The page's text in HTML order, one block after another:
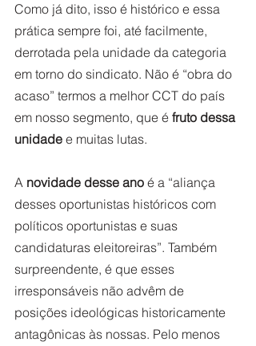
Como já dito, isso é histórico e essa
prática sempre foi, até facilmente,
derrotada pela unidade da categoria
em torno do sindicato. Não é “obra do
acaso” termos a melhor CCT do país
em nosso segmento, que é fruto dessa
unidade e muitas lutas.
A novidade desse ano é a “aliança
desses oportunistas históricos com
políticos oportunistas e suas
candidaturas eleitoreiras”. Também
surpreendente, é que esses
irresponsáveis não advêm de
posições ideológicas historicamente
antagônicas às nossas. Pelo menos